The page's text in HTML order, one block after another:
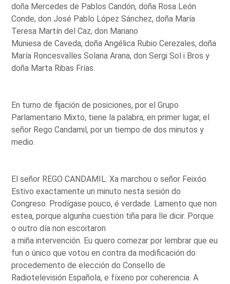
doña Mercedes de Pablos Candón, doña Rosa León
Conde, don José Pablo López Sánchez, doña María
Teresa Martín del Caz, don Mariano
Muniesa de Caveda, doña Angélica Rubio Cerezales, doña
María Roncesvalles Solana Arana, don Sergi Sol i Bros y
doña Marta Ribas Frías.
En turno de fijación de posiciones, por el Grupo
Parlamentario Mixto, tiene la palabra, en primer lugar, el
señor Rego Candamil, por un tiempo de dos minutos y
medio.
El señor REGO CANDAMIL: Xa marchou o señor Feixóo.
Estivo exactamente un minuto nesta sesión do
Congreso. Prodígase pouco, é verdade. Lamento que non
estea, porque algunha cuestión tiña para lle dicir. Porque
o outro día non escoitaron
a miña intervención. Eu quero comezar por lembrar que eu
fun o único que votou en contra da modificación do
procedemento de elección do Consello de
Radiotelevisión Española, e fíxeno por coherencia. A